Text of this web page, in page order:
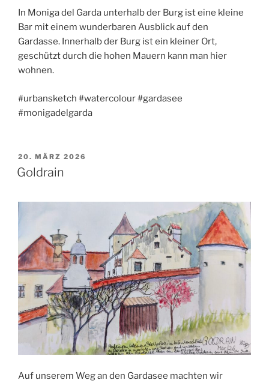
In Moniga del Garda unterhalb der Burg ist eine kleine
Bar mit einem wunderbaren Ausblick auf den
Gardasse. Innerhalb der Burg ist ein kleiner Ort,
geschützt durch die hohen Mauern kann man hier
wohnen.
#urbansketch #watercolour #gardasee
#monigadelgarda
VERÖFFENTLICHT
AM
20. MÄRZ 2026
Goldrain
Auf unserem Weg an den Gardasee machten wir